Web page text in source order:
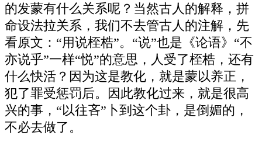
的发蒙有什么关系呢？当然古人的解释，拼
命设法拉关系，我们不去管古人的注解，先
看原文：“用说桎梏”。“说”也是《论语》“不
亦说乎”一样“悦”的意思，人受了桎梏，还有
什么快活？因为这是教化，就是蒙以养正，
犯了罪受惩罚后。因此教化过来，就是很高
兴的事，“以往吝”卜到这个卦，是倒媚的，
不必去做了。